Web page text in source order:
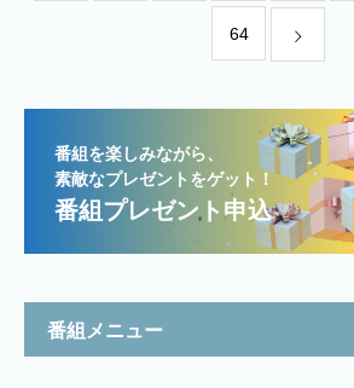
64
番組を楽しみながら、
素敵なプレゼントをゲット！
番組プレゼント申込
番組メニュー